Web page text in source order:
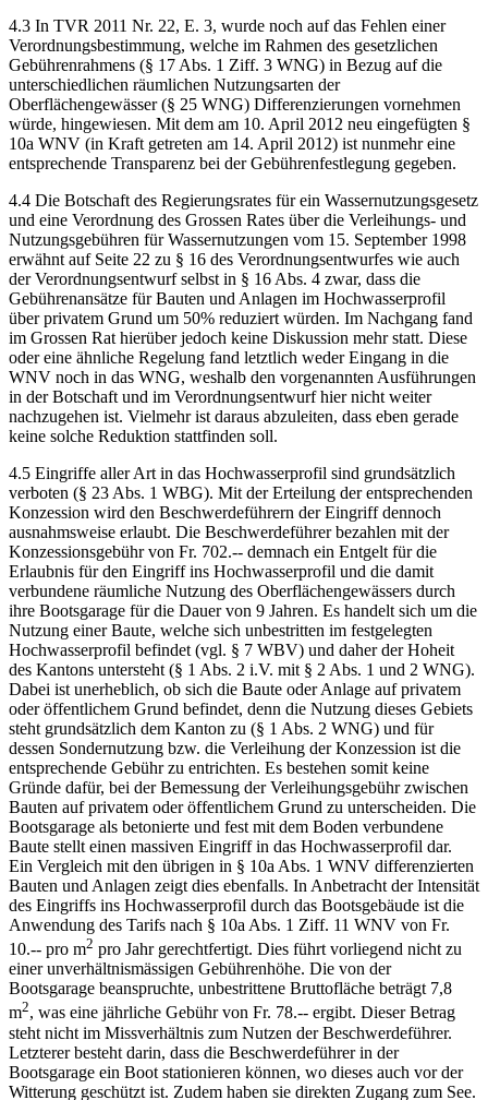
4.3 In TVR 2011 Nr. 22, E. 3, wurde noch auf das Fehlen einer
Verordnungsbestimmung, welche im Rahmen des gesetzlichen
Gebührenrahmens (§ 17 Abs. 1 Ziff. 3 WNG) in Bezug auf die
unterschiedlichen räumlichen Nutzungsarten der
Oberflächengewässer (§ 25 WNG) Differenzierungen vornehmen
würde, hingewiesen. Mit dem am 10. April 2012 neu eingefügten §
10a WNV (in Kraft getreten am 14. April 2012) ist nunmehr eine
entsprechende Transparenz bei der Gebührenfestlegung gegeben.
4.4 Die Botschaft des Regierungsrates für ein Wassernutzungsgesetz
und eine Verordnung des Grossen Rates über die Verleihungs- und
Nutzungsgebühren für Wassernutzungen vom 15. September 1998
erwähnt auf Seite 22 zu § 16 des Verordnungsentwurfes wie auch
der Verordnungsentwurf selbst in § 16 Abs. 4 zwar, dass die
Gebührenansätze für Bauten und Anlagen im Hochwasserprofil
über privatem Grund um 50% reduziert würden. Im Nachgang fand
im Grossen Rat hierüber jedoch keine Diskussion mehr statt. Diese
oder eine ähnliche Regelung fand letztlich weder Eingang in die
WNV noch in das WNG, weshalb den vorgenannten Ausführungen
in der Botschaft und im Verordnungsentwurf hier nicht weiter
nachzugehen ist. Vielmehr ist daraus abzuleiten, dass eben gerade
keine solche Reduktion stattfinden soll.
4.5 Eingriffe aller Art in das Hochwasserprofil sind grundsätzlich
verboten (§ 23 Abs. 1 WBG). Mit der Erteilung der entsprechenden
Konzession wird den Beschwerdeführern der Eingriff dennoch
ausnahmsweise erlaubt. Die Beschwerdeführer bezahlen mit der
Konzessionsgebühr von Fr. 702.-- demnach ein Entgelt für die
Erlaubnis für den Eingriff ins Hochwasserprofil und die damit
verbundene räumliche Nutzung des Oberflächengewässers durch
ihre Bootsgarage für die Dauer von 9 Jahren. Es handelt sich um die
Nutzung einer Baute, welche sich unbestritten im festgelegten
Hochwasserprofil befindet (vgl. § 7 WBV) und daher der Hoheit
des Kantons untersteht (§ 1 Abs. 2 i.V. mit § 2 Abs. 1 und 2 WNG).
Dabei ist unerheblich, ob sich die Baute oder Anlage auf privatem
oder öffentlichem Grund befindet, denn die Nutzung dieses Gebiets
steht grundsätzlich dem Kanton zu (§ 1 Abs. 2 WNG) und für
dessen Sondernutzung bzw. die Verleihung der Konzession ist die
entsprechende Gebühr zu entrichten. Es bestehen somit keine
Gründe dafür, bei der Bemessung der Verleihungsgebühr zwischen
Bauten auf privatem oder öffentlichem Grund zu unterscheiden. Die
Bootsgarage als betonierte und fest mit dem Boden verbundene
Baute stellt einen massiven Eingriff in das Hochwasserprofil dar.
Ein Vergleich mit den übrigen in § 10a Abs. 1 WNV differenzierten
Bauten und Anlagen zeigt dies ebenfalls. In Anbetracht der Intensität
des Eingriffs ins Hochwasserprofil durch das Bootsgebäude ist die
Anwendung des Tarifs nach § 10a Abs. 1 Ziff. 11 WNV von Fr.
10.-- pro m2 pro Jahr gerechtfertigt. Dies führt vorliegend nicht zu
einer unverhältnismässigen Gebührenhöhe. Die von der
Bootsgarage beanspruchte, unbestrittene Bruttofläche beträgt 7,8
m2, was eine jährliche Gebühr von Fr. 78.-- ergibt. Dieser Betrag
steht nicht im Missverhältnis zum Nutzen der Beschwerdeführer.
Letzterer besteht darin, dass die Beschwerdeführer in der
Bootsgarage ein Boot stationieren können, wo dieses auch vor der
Witterung geschützt ist. Zudem haben sie direkten Zugang zum See.